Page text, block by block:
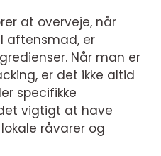
at overveje, når
aftensmad, er
Når man er
er det ikke altid
specifikke
vigtigt at have
råvarer og